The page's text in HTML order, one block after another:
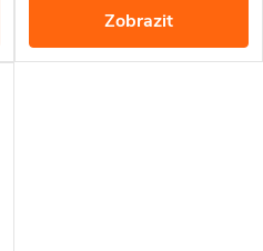
Zobrazit